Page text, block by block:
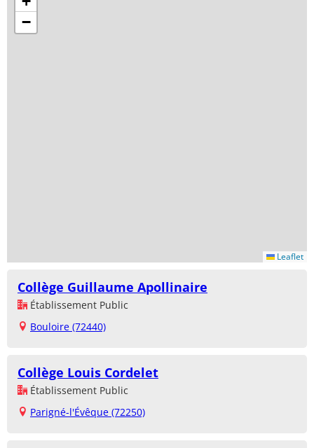
−
Leaflet
Collège Guillaume Apollinaire
Établissement Public
Bouloire (72440)
Collège Louis Cordelet
Établissement Public
Parigné-l'Évêque (72250)